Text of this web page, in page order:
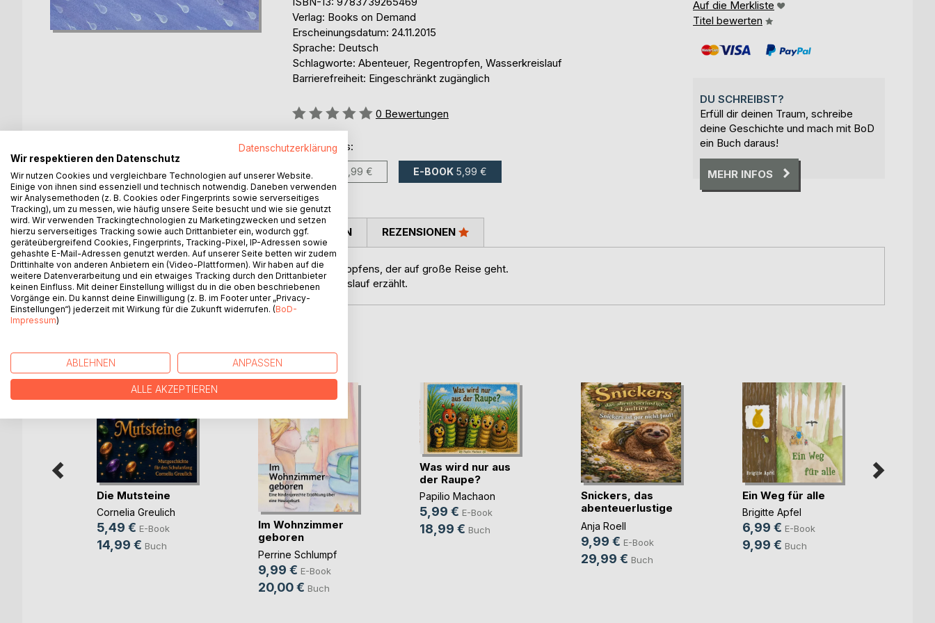
Verlag: Books on Demand
Erscheinungsdatum: 24.11.2015
Sprache: Deutsch
Schlagworte: Abenteuer, Regentropfen, Wasserkreislauf
Barrierefreiheit: Eingeschränkt zugänglich
Bewertung::
0%
0 Bewertungen
erhältlich als:
BUCH 15,99 € E-BOOK 5,99 €
Auf die Merkliste
Titel bewerten
DU SCHREIBST?
Erfüll dir deinen Traum, schreibe
deine Geschichte und mach mit BoD
ein Buch daraus!
MEHR INFOS
BESCHREIBUNG
Die lustige Geschichte erzählt vom Leben eines Wassertropfens, der auf große Reise geht.
Mit liebevollen Bildern wird ganz nebenbei der Wasserkreislauf erzählt.
AUTOR/IN PRESSESTIMMEN REZENSIONEN
WEITERE TITEL BEIBoD
Die Mutsteine
Cornelia Greulich
5,49 € E-Book
14,99 € Buch
Im Wohnzimmer
geboren
Perrine Schlumpf
9,99 € E-Book
20,00 € Buch
Was wird nur aus
der Raupe?
Papilio Machaon
5,99 € E-Book
18,99 € Buch
Snickers, das
abenteuerlustige
Faultier
Anja Roell
9,99 € E-Book
29,99 € Buch
Ein Weg für alle
Brigitte Apfel
6,99 € E-Book
9,99 € Buch
Datenschutzerklärung
Wir respektieren den Datenschutz
Wir nutzen Cookies und vergleichbare Technologien auf unserer Website.
Einige von ihnen sind essenziell und technisch notwendig. Daneben verwenden
wir Analysemethoden (z. B. Cookies oder Fingerprints sowie serverseitiges
Tracking), um zu messen, wie häufig unsere Seite besucht und wie sie genutzt
wird. Wir verwenden Trackingtechnologien zu Marketingzwecken und setzen
hierzu serverseitiges Tracking sowie auch Drittanbieter ein, wodurch ggf.
geräteübergreifend Cookies, Fingerprints, Tracking-Pixel, IP-Adressen sowie
gehashte E-Mail-Adressen genutzt werden. Auf unserer Seite betten wir zudem
Drittinhalte von anderen Anbietern ein (Video-Plattformen). Wir haben auf die
weitere Datenverarbeitung und ein etwaiges Tracking durch den Drittanbieter
keinen Einfluss. Mit deiner Einstellung willigst du in die oben beschriebenen
Vorgänge ein. Du kannst deine Einwilligung (z. B. im Footer unter „Privacy-
Einstellungen“) jederzeit mit Wirkung für die Zukunft widerrufen. (BoD-
Impressum)
ABLEHNEN ANPASSEN
ALLE AKZEPTIEREN